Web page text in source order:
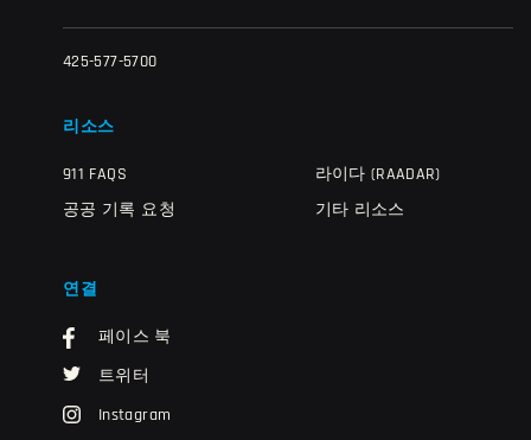
425-577-5700
리소스
911 FAQS
공공 기록 요청
라이다 (RAADAR)
기타 리소스
연결
페이스 북
트위터
Instagram